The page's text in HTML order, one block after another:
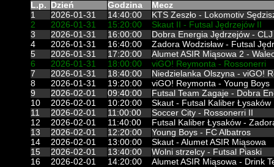
L.p. Dzień Godzina
Mecz
1
2026-01-31 14:40:00
KTS Zeszło - Lokomotiv
2
2026-01-31 15:20:00
Skaut II - Futsal Jędrzejów II
3
2026-01-31 16:00:00
Dobra Energia Jędrzejów -
4
2026-01-31 16:40:00
Zadora Wodzisław - Futsal
5
2026-01-31 17:20:00
Alumet ASIR Miąsowa 2 -
6
2026-01-31 18:00:00
viGO! Reymonta - Rossonerri
7
2026-01-31 18:40:00
Niedzielanka Olszyna - viGO!
8
2026-01-31 19:20:00
viGO! Reymonta - Young Boys
9
2026-02-01 09:40:00
Futsal Team Zagaje - Dobra
10
2026-02-01 10:20:00
Skaut - Futsal Kaliber Łysaków
11
2026-02-01 11:00:00
Soccer City - Rossonerri II
12
2026-02-01 11:40:00
Futsal Kaliber Łysaków -
13
2026-02-01 12:20:00
Young Boys - FC Albatros
14
2026-02-01 13:00:00
Skaut - Alumet ASIR Miąsowa
15
2026-02-01 13:40:00
Wolni strzelcy - Futsal Piaski
16
2026-02-01 14:20:00 Alumet ASIR Miąsowa - Drink